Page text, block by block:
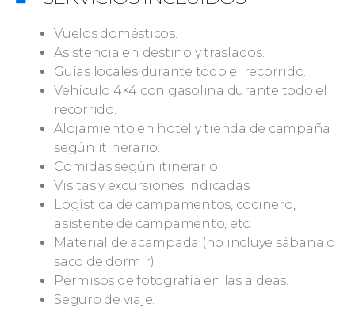
Vuelos domésticos.
Asistencia en destino y traslados.
Guías locales durante todo el recorrido.
Vehículo 4×4 con gasolina durante todo el
recorrido.
Alojamiento en hotel y tienda de campaña
según itinerario.
Comidas según itinerario.
Visitas y excursiones indicadas.
Logística de campamentos, cocinero,
asistente de campamento, etc.
Material de acampada (no incluye sábana o
saco de dormir).
Permisos de fotografía en las aldeas.
Seguro de viaje.